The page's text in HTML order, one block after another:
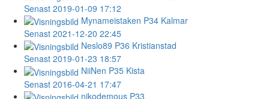
Senast 2019-01-09 17:12
Mynameistaken P34 Kalmar
Senast 2021-12-20 22:45
Neslo89 P36 Kristianstad
Senast 2019-01-23 18:57
NiiNen P35 Kista
Senast 2016-04-21 17:47
nikodemous P33